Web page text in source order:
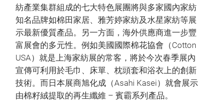
紡產業集群組成的七大特色展團將與多家國內家紡
知名品牌如棉田家居、雅芳婷家紡及水星家紡等展
示最新優質產品。另一方面，海外供應商進一步豐
富展會的多元性。例如美國國際棉花協會（Cotton
USA）就是上海家紡展的常客，將於今次春季展內
宣傳可利用於毛巾、床單、枕頭套和浴衣上的創新
技術。而日本展商旭化成（Asahi Kasei）就會展示
由棉籽絨提取的再生纖維 – 賓霸系列產品。